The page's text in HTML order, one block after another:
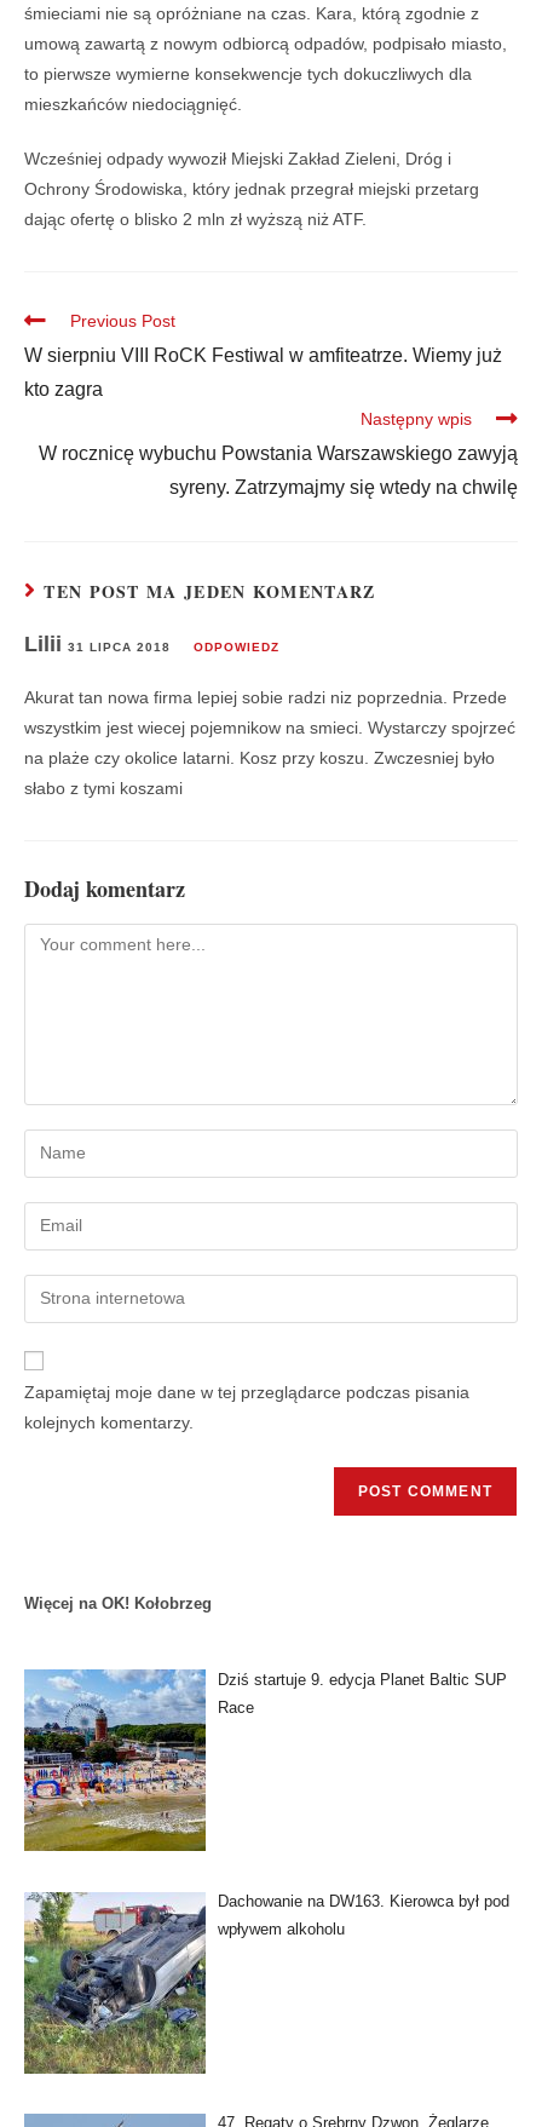
śmieciami nie są opróżniane na czas. Kara, którą zgodnie z
umową zawartą z nowym odbiorcą odpadów, podpisało miasto,
to pierwsze wymierne konsekwencje tych dokuczliwych dla
mieszkańców niedociągnięć.
Wcześniej odpady wywoził Miejski Zakład Zieleni, Dróg i
Ochrony Środowiska, który jednak przegrał miejski przetarg
dając ofertę o blisko 2 mln zł wyższą niż ATF.
Previous Post
W sierpniu VIII RoCK Festiwal w amfiteatrze. Wiemy już
kto zagra
Następny wpis
W rocznicę wybuchu Powstania Warszawskiego zawyją
syreny. Zatrzymajmy się wtedy na chwilę
TEN POST MA JEDEN KOMENTARZ
Lilii 31 LIPCA 2018 ODPOWIEDZ
Akurat tan nowa firma lepiej sobie radzi niz poprzednia. Przede
wszystkim jest wiecej pojemnikow na smieci. Wystarczy spojrzeć
na plaże czy okolice latarni. Kosz przy koszu. Zwczesniej było
słabo z tymi koszami
Dodaj komentarz
Zapamiętaj moje dane w tej przeglądarce podczas pisania
kolejnych komentarzy.
Więcej na OK! Kołobrzeg
Dziś startuje 9. edycja Planet Baltic SUP
Race
Dachowanie na DW163. Kierowca był pod
wpływem alkoholu
47. Regaty o Srebrny Dzwon. Żeglarze